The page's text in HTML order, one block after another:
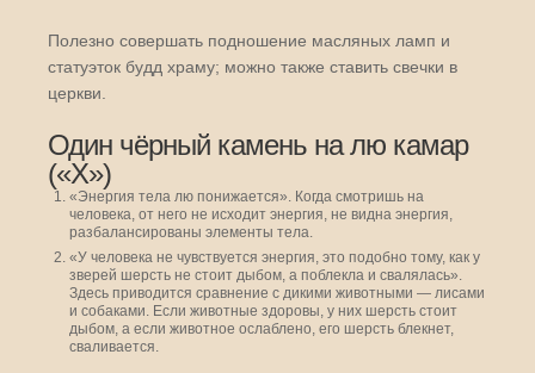
Полезно совершать подношение масляных ламп и
статуэток будд храму; можно также ставить свечки в
церкви.
Один чёрный камень на лю камар
(«Х»)
«Энергия тела лю понижается». Когда смотришь на
человека, от него не исходит энергия, не видна энергия,
разбалансированы элементы тела.
«У человека не чувствуется энергия, это подобно тому, как у
зверей шерсть не стоит дыбом, а поблекла и свалялась».
Здесь приводится сравнение с дикими животными — лисами
и собаками. Если животные здоровы, у них шерсть стоит
дыбом, а если животное ослаблено, его шерсть блекнет,
сваливается.